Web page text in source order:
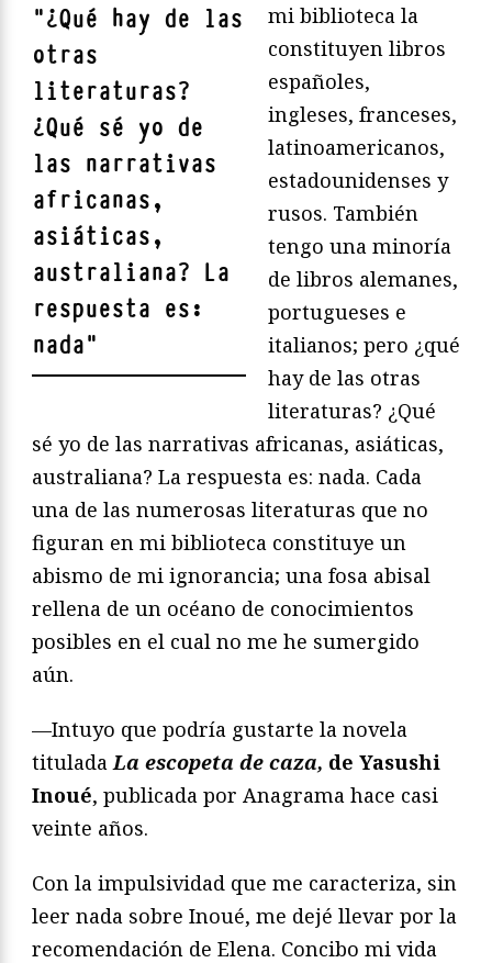
"¿Qué hay de las
otras
literaturas?
¿Qué sé yo de
las narrativas
africanas,
asiáticas,
australiana? La
respuesta es:
nada"
mi biblioteca la
constituyen libros
españoles,
ingleses, franceses,
latinoamericanos,
estadounidenses y
rusos. También
tengo una minoría
de libros alemanes,
portugueses e
italianos; pero ¿qué
hay de las otras
literaturas? ¿Qué
sé yo de las narrativas africanas, asiáticas,
australiana? La respuesta es: nada. Cada
una de las numerosas literaturas que no
figuran en mi biblioteca constituye un
abismo de mi ignorancia; una fosa abisal
rellena de un océano de conocimientos
posibles en el cual no me he sumergido
aún.
—Intuyo que podría gustarte la novela
titulada La escopeta de caza, de Yasushi
Inoué, publicada por Anagrama hace casi
veinte años.
Con la impulsividad que me caracteriza, sin
leer nada sobre Inoué, me dejé llevar por la
recomendación de Elena. Concibo mi vida